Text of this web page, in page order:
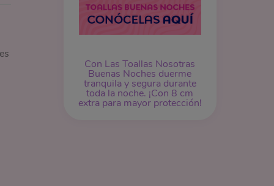
Con Las Toallas Nosotras
Buenas Noches duerme
tranquila y segura durante
toda la noche. ¡Con 8 cm
extra para mayor protección!